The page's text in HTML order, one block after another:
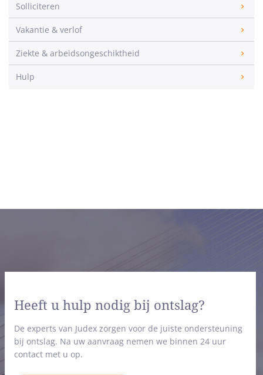
Solliciteren
Vakantie & verlof
Ziekte & arbeidsongeschiktheid
Hulp
Heeft u hulp nodig bij ontslag?
De experts van Judex zorgen voor de juiste ondersteuning
bij ontslag. Na uw aanvraag nemen we binnen 24 uur
contact met u op.